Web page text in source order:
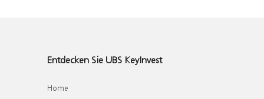
Entdecken Sie UBS KeyInvest
Home